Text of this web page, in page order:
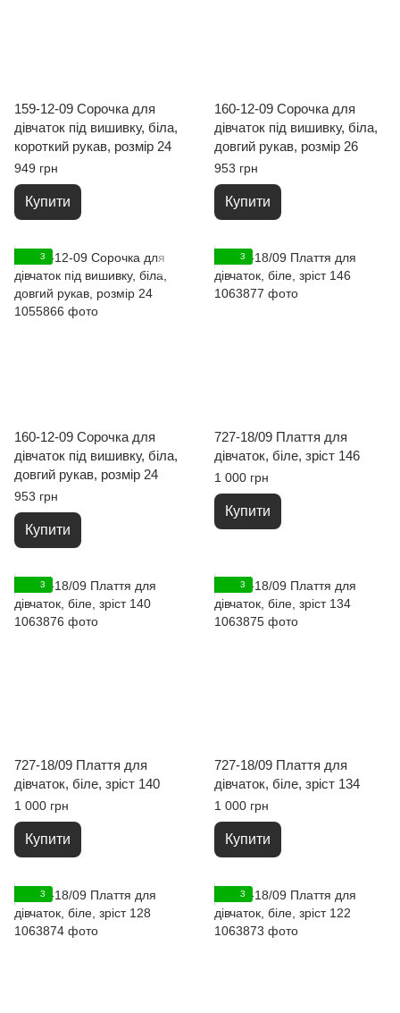
159-12-09 Сорочка для
дівчаток під вишивку, біла,
короткий рукав, розмір 24
949 грн
Купити
160-12-09 Сорочка для
дівчаток під вишивку, біла,
довгий рукав, розмір 26
953 грн
Купити
3
160-12-09 Сорочка для
дівчаток під вишивку, біла,
довгий рукав, розмір 24
953 грн
Купити
3
727-18/09 Плаття для
дівчаток, біле, зріст 146
1 000 грн
Купити
3
727-18/09 Плаття для
дівчаток, біле, зріст 140
1 000 грн
Купити
3
727-18/09 Плаття для
дівчаток, біле, зріст 134
1 000 грн
Купити
3 3